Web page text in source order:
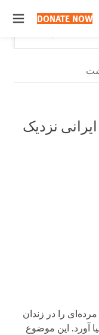
DONATE NOW
Would you like
Close
نزدیک
مرده‌ای را در زندان
آورد. این موضوع